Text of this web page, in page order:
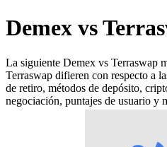
Demex vs
La siguiente Demex vs Terraswap
Terraswap difieren con respecto a
de retiro, métodos de depósito,
negociación, puntajes de usuario y